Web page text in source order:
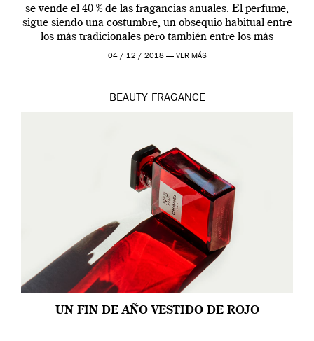
se vende el 40 % de las fragancias anuales. El perfume,
sigue siendo una costumbre, un obsequio habitual entre
los más tradicionales pero también entre los más
modernos. Estos días ha […]
04 / 12 / 2018 — VER MÁS
BEAUTY FRAGANCE
UN FIN DE AÑO VESTIDO DE ROJO